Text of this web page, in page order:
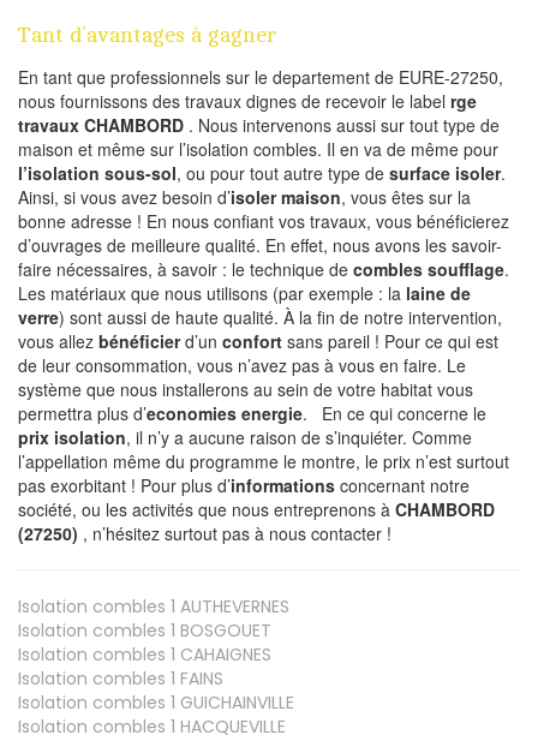
Tant d’avantages à gagner
En tant que professionnels sur le departement de EURE-27250,
nous fournissons des travaux dignes de recevoir le label rge
travaux CHAMBORD . Nous intervenons aussi sur tout type de
maison et même sur l’isolation combles. Il en va de même pour
l’isolation sous-sol, ou pour tout autre type de surface isoler.
Ainsi, si vous avez besoin d’isoler maison, vous êtes sur la
bonne adresse ! En nous confiant vos travaux, vous bénéficierez
d’ouvrages de meilleure qualité. En effet, nous avons les savoir-
faire nécessaires, à savoir : le technique de combles soufflage.
Les matériaux que nous utilisons (par exemple : la laine de
verre) sont aussi de haute qualité. À la fin de notre intervention,
vous allez bénéficierd’un confort sans pareil ! Pour ce qui est
de leur consommation, vous n’avez pas à vous en faire. Le
système que nous installerons au sein de votre habitat vous
permettra plus d’economies energie. En ce qui concerne le
prix isolation, il n’y a aucune raison de s’inquiéter. Comme
l’appellation même du programme le montre, le prix n’est surtout
pas exorbitant ! Pour plus d’informations concernant notre
société, ou les activités que nous entreprenons à CHAMBORD
(27250) , n’hésitez surtout pas à nous contacter !
Isolation combles 1 AUTHEVERNES
Isolation combles 1 BOSGOUET
Isolation combles 1 CAHAIGNES
Isolation combles 1 FAINS
Isolation combles 1 GUICHAINVILLE
Isolation combles 1 HACQUEVILLE